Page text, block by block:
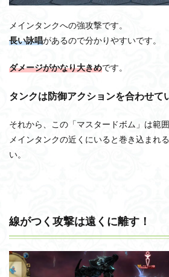
メインタンクへの強攻撃です。
長い詠唱があるので分かりやすいです。
ダメージがかなり大きめです。
タンクは防御アクションを合わせて
それから、この「マスタードボム」は範囲
メインタンクの近くにいると巻き込まれ
い。
線がつく攻撃は遠くに離す！